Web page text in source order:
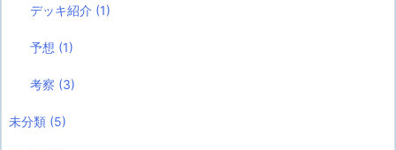
デッキ紹介 (1)
予想 (1)
考察 (3)
未分類 (5)